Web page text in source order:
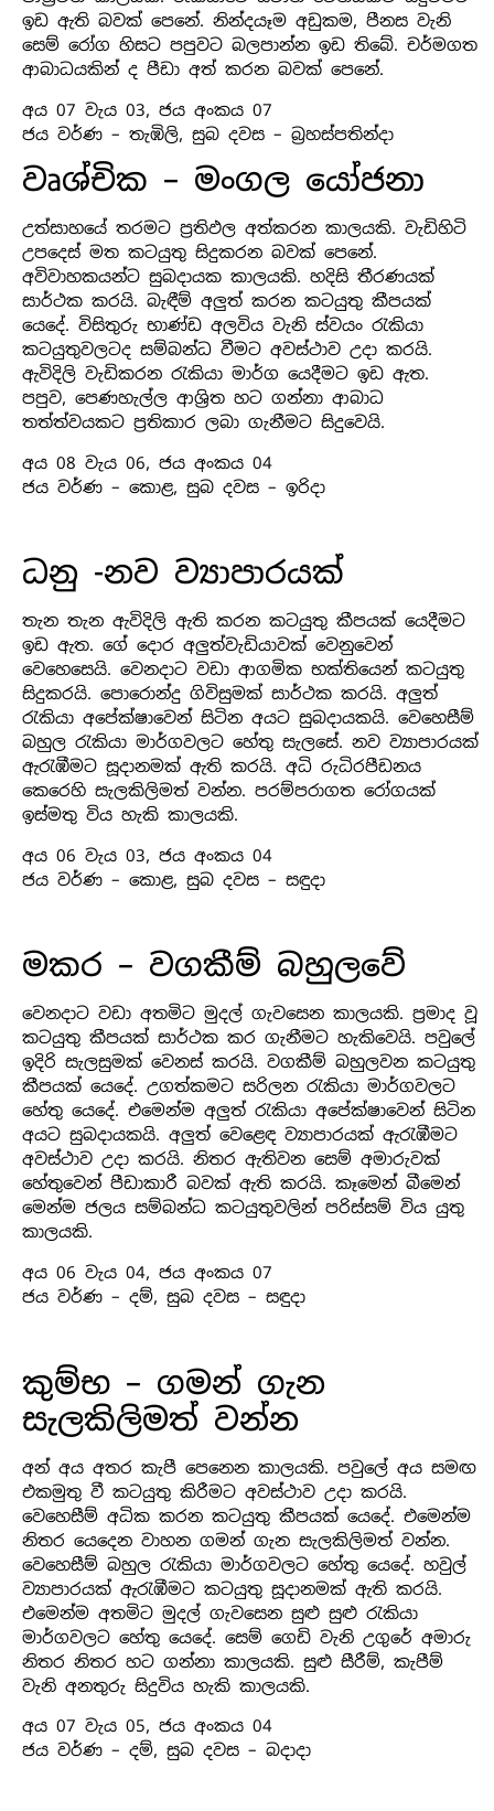
ඉඩ ඇති බවක් පෙනේ. නින්දයෑම අඩුකම, පීනස වැනි
සෙම් රෝග හිසට පපුවට බලපාන්න ඉඩ තිබේ. චර්මගත
ආබාධයකින් ද පීඩා අත් කරන බවක් පෙනේ.
අය 07 වැය 03, ජය අංකය 07
ජය වර්ණ – තැඹිලි, සුබ දවස – බ්‍රහස්පතින්දා
වෘශ්චික – මංගල යෝජනා
උත්සාහයේ තරමට ප්‍රතිඵල අත්කරන කාලයකි. වැඩිහිටි
උපදෙස් මත කටයුතු සිදුකරන බවක් පෙනේ.
අවිවාහකයන්ට සුබදායක කාලයකි. හදිසි තීරණයක්
සාර්ථක කරයි. බැඳීම් අලුත් කරන කටයුතු කීපයක්
යෙදේ. විසිතුරු භාණ්ඩ අලවිය වැනි ස්වයං රැකියා
කටයුතුවලටද සම්බන්ධ වීමට අවස්ථාව උදා කරයි.
ඇවිදිලි වැඩිකරන රැකියා මාර්ග යෙදීමට ඉඩ ඇත.
පපුව, පෙණහැල්ල ආශි‍්‍රත හට ගන්නා ආබාධ
තත්ත්වයකට ප්‍රතිකාර ලබා ගැනීමට සිදුවෙයි.
අය 08 වැය 06, ජය අංකය 04
ජය වර්ණ – කොළ, සුබ දවස – ඉරිදා
ධනු -නව ව්‍යාපාරයක්
තැන තැන ඇවිදිලි ඇති කරන කටයුතු කීපයක් යෙදීමට
ඉඩ ඇත. ගේ දොර අලුත්වැඩියාවක් වෙනුවෙන්
වෙහෙසෙයි. වෙනදාට වඩා ආගමික භක්තියෙන් කටයුතු
සිදුකරයි. පොරොන්දු ගිවිසුමක් සාර්ථක කරයි. අලුත්
රැකියා අපේක්ෂාවෙන් සිටින අයට සුබදායකයි. වෙහෙසීම්
බහුල රැකියා මාර්ගවලට හේතු සැලසේ. නව ව්‍යාපාරයක්
ඇරැඹීමට සූදානමක් ඇති කරයි. අධි රුධිරපීඩනය
කෙරෙහි සැලකිලිමත් වන්න. පරම්පරාගත රෝගයක්
ඉස්මතු විය හැකි කාලයකි.
අය 06 වැය 03, ජය අංකය 04
ජය වර්ණ – කොළ, සුබ දවස – සඳුදා
මකර – වගකීම් බහුලවේ
වෙනදාට වඩා අතමිට මුදල් ගැවසෙන කාලයකි. ප්‍රමාද වූ
කටයුතු කීපයක් සාර්ථක කර ගැනීමට හැකිවෙයි. පවුලේ
ඉදිරි සැලසුමක් වෙනස් කරයි. වගකීම් බහුලවන කටයුතු
කීපයක් යෙදේ. උගත්කමට සරිලන රැකියා මාර්ගවලට
හේතු යෙදේ. එමෙන්ම අලුත් රැකියා අපේක්ෂාවෙන් සිටින
අයට සුබදායකයි. අලුත් වෙළෙඳ ව්‍යාපාරයක් ඇරැඹීමට
අවස්ථාව උදා කරයි. නිතර ඇතිවන සෙම් අමාරුවක්
හේතුවෙන් පීඩාකාරී බවක් ඇති කරයි. කෑමෙන් බීමෙන්
මෙන්ම ජලය සම්බන්ධ කටයුතුවලින් පරිස්සම් විය යුතු
කාලයකි.
අය 06 වැය 04, ජය අංකය 07
ජය වර්ණ – දම්, සුබ දවස – සඳුදා
කුම්භ – ගමන් ගැන
සැලකිලිමත් වන්න
අන් අය අතර කැපී පෙනෙන කාලයකි. පවුලේ අය සමඟ
එකමුතු වී කටයුතු කිරීමට අවස්ථාව උදා කරයි.
වෙහෙසීම් අධික කරන කටයුතු කීපයක් යෙදේ. එමෙන්ම
නිතර යෙදෙන වාහන ගමන් ගැන සැලකිලිමත් වන්න.
වෙහෙසීම් බහුල රැකියා මාර්ගවලට හේතු යෙදේ. හවුල්
ව්‍යාපාරයක් ඇරැඹීමට කටයුතු සූදානමක් ඇති කරයි.
එමෙන්ම අතමිට මුදල් ගැවසෙන සුළු සුළු රැකියා
මාර්ගවලට හේතු යෙදේ. සෙම් ගෙඩි වැනි උගුරේ අමාරු
නිතර නිතර හට ගන්නා කාලයකි. සුළු සීරීම්, කැපීම්
වැනි අනතුරු සිදුවිය හැකි කාලයකි.
අය 07 වැය 05, ජය අංකය 04
ජය වර්ණ – දම්, සුබ දවස – බදාදා